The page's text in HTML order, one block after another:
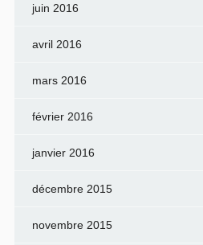
juin 2016
avril 2016
mars 2016
février 2016
janvier 2016
décembre 2015
novembre 2015